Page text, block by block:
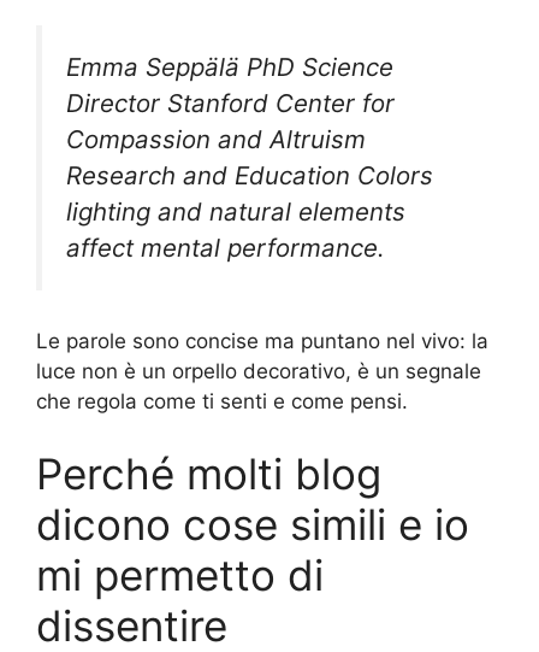
Emma Seppälä PhD Science
Director Stanford Center for
Compassion and Altruism
Research and Education Colors
lighting and natural elements
affect mental performance.
Le parole sono concise ma puntano nel vivo: la
luce non è un orpello decorativo, è un segnale
che regola come ti senti e come pensi.
Perché molti blog
dicono cose simili e io
mi permetto di
dissentire